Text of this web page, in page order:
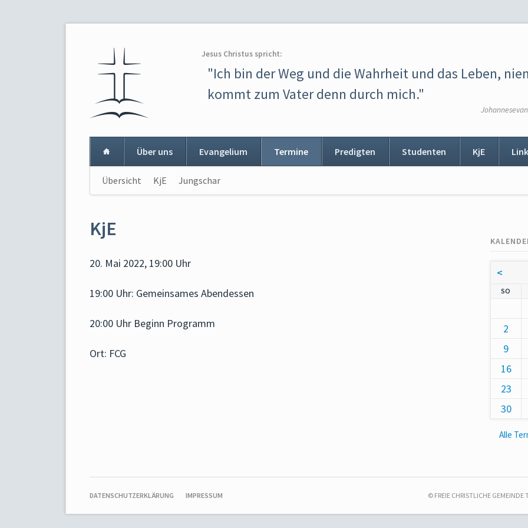
Jesus Christus spricht:
"Ich bin der Weg und die Wahrheit und das Leben,
kommt zum Vater denn durch mich."
Über uns Evangelium Termine Predigten Studenten KjE
Navigation
überspringen
Übersicht KjE Jungschar
KjE
20. Mai 2022, 19:00 Uhr
19:00 Uhr: Gemeinsames Abendessen
20:00 Uhr Beginn Programm
Ort: FCG
<
SO
2
9
16
23
30
Alle
NAVIGATION
DATENSCHUTZERKLÄRUNG IMPRESSUM © FREIE CHRISTLICHE GEMEINDE